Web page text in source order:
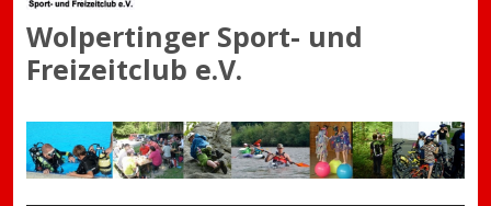
Wolpertinger Sport- und
Freizeitclub e.V.